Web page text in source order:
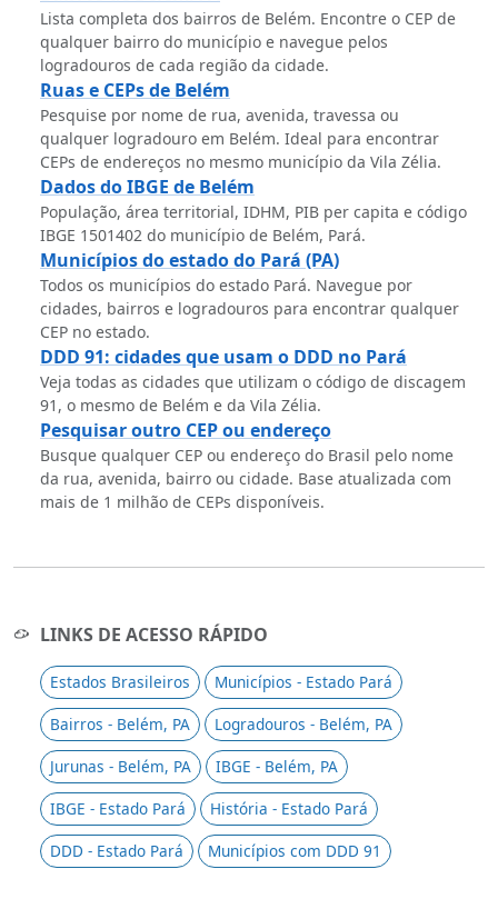
Lista completa dos bairros de Belém. Encontre o CEP de
qualquer bairro do município e navegue pelos
logradouros de cada região da cidade.
Ruas e CEPs de Belém
Pesquise por nome de rua, avenida, travessa ou
qualquer logradouro em Belém. Ideal para encontrar
CEPs de endereços no mesmo município da Vila Zélia.
Dados do IBGE de Belém
População, área territorial, IDHM, PIB per capita e código
IBGE 1501402 do município de Belém, Pará.
Municípios do estado do Pará (PA)
Todos os municípios do estado Pará. Navegue por
cidades, bairros e logradouros para encontrar qualquer
CEP no estado.
DDD 91: cidades que usam o DDD no Pará
Veja todas as cidades que utilizam o código de discagem
91, o mesmo de Belém e da Vila Zélia.
Pesquisar outro CEP ou endereço
Busque qualquer CEP ou endereço do Brasil pelo nome
da rua, avenida, bairro ou cidade. Base atualizada com
mais de 1 milhão de CEPs disponíveis.
LINKS DE ACESSO RÁPIDO
Estados Brasileiros
Municípios - Estado Pará
Bairros - Belém, PA
Logradouros - Belém, PA
Jurunas - Belém, PA
IBGE - Belém, PA
IBGE - Estado Pará
História - Estado Pará
DDD - Estado Pará
Municípios com DDD 91